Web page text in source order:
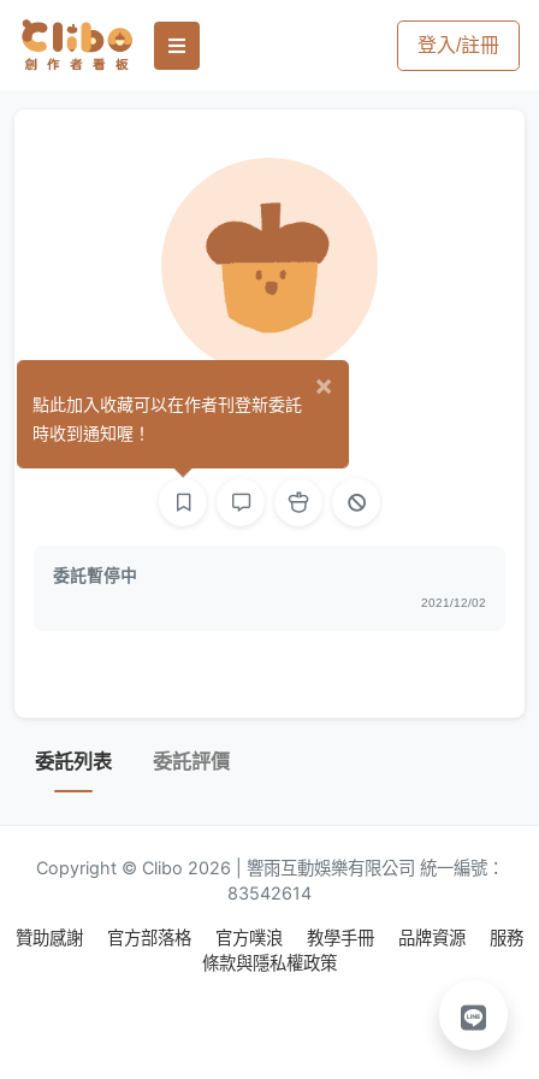
登入/註冊
毛毛 (0)
委託暫停中
2021/12/02
委託列表 委託評價
Copyright © Clibo 2026 | 響雨互動娛樂有限公司 統一編號：
83542614
贊助感謝 官方部落格 官方噗浪 教學手冊 品牌資源
服務
條款與隱私權政策
×
點此加入收藏可以在作者刊登新委託
時收到通知喔！